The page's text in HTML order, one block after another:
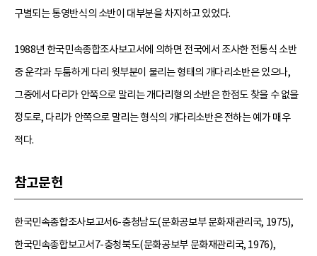
구별되는 통영반식의 소반이 대부분을 차지하고 있었다.
1988년 한국민속종합조사보고서에 의하면 전국에서 조사한 전통식 소반
중 운각과 두툼하게 다리 윗부분이 물리는 형태의 개다리소반은 있으나,
그중에서 다리가 안쪽으로 말리는 개다리형의 소반은 한점도 찾을 수 없을
정도로, 다리가 안쪽으로 말리는 형식의 개다리소반은 전하는 예가 매우
적다.
참고문헌
한국민속종합조사보고서6-충청남도(문화공보부 문화재관리국, 1975),
한국민속종합보고서7-충청북도(문화공보부 문화재관리국, 1976),